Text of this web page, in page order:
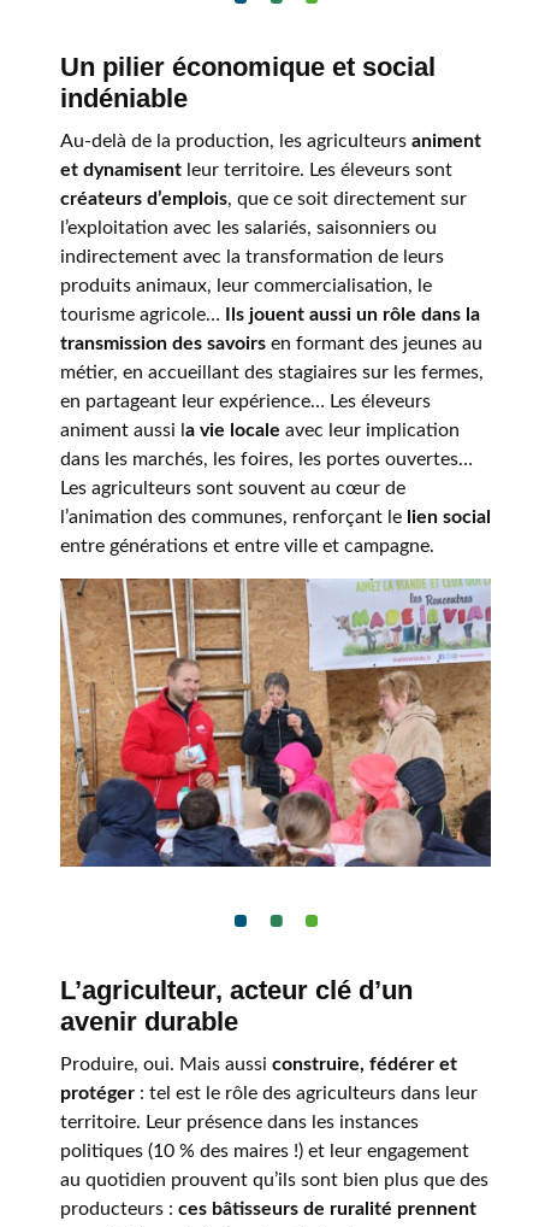
Un pilier économique et social
indéniable
Au-delà de la production, les agriculteurs animent
et dynamisent leur territoire. Les éleveurs sont
créateurs d’emplois, que ce soit directement sur
l’exploitation avec les salariés, saisonniers ou
indirectement avec la transformation de leurs
produits animaux, leur commercialisation, le
tourisme agricole…
Ils jouent aussi un rôle dans la
transmission des savoirs en formant des jeunes au
métier, en accueillant des stagiaires sur les fermes,
en partageant leur expérience… Les éleveurs
animent aussi l a vie locale avec leur implication
dans les marchés, les foires, les portes ouvertes…
Les agriculteurs sont souvent au cœur de
l’animation des communes, renforçant le lien social
entre générations et entre ville et campagne.
L’agriculteur, acteur clé d’un
avenir durable
Produire, oui. Mais aussi construire, fédérer et
protéger : tel est le rôle des agriculteurs dans leur
territoire. Leur présence dans les instances
politiques (10 % des maires !) et leur engagement
au quotidien prouvent qu’ils sont bien plus que des
producteurs : ces bâtisseurs de ruralité prennent